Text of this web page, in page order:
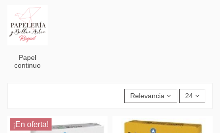
Papel
continuo
Relevancia 24
¡En oferta!